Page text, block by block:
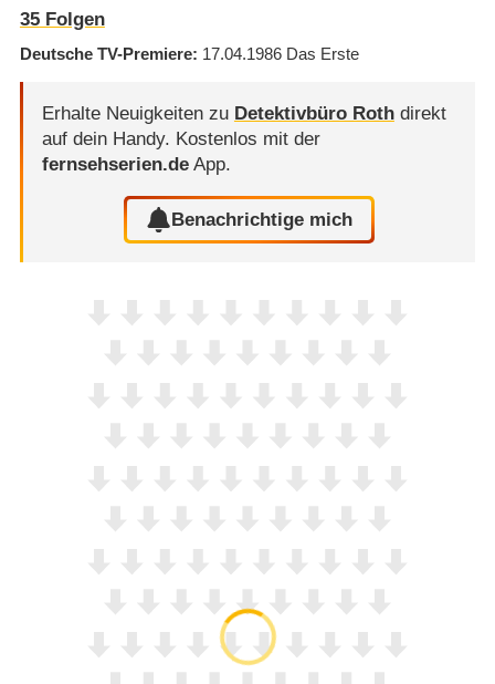
35Folgen
Deutsche TV-Premiere 17.04.1986 Das Erste
Erhalte Neuigkeiten zu Detektivbüro Rothdirekt
auf dein Handy. Kostenlos mit der
fernsehserien.deApp.
Benachrichtige mich